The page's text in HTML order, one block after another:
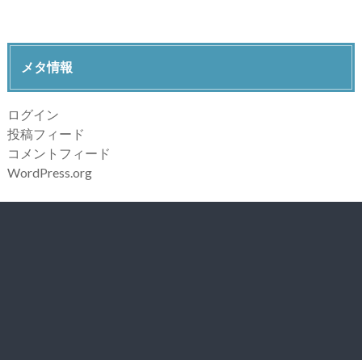
メタ情報
ログイン
投稿フィード
コメントフィード
WordPress.org